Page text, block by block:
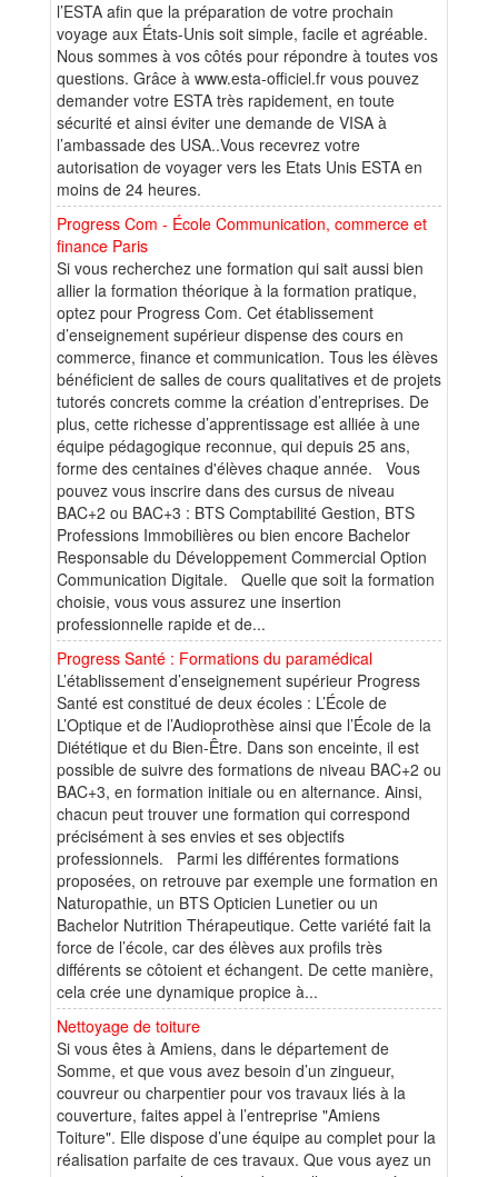
l’ESTA afin que la préparation de votre prochain
voyage aux États-Unis soit simple, facile et agréable.
Nous sommes à vos côtés pour répondre à toutes vos
questions. Grâce à www.esta-officiel.fr vous pouvez
demander votre ESTA très rapidement, en toute
sécurité et ainsi éviter une demande de VISA à
l’ambassade des USA..Vous recevrez votre
autorisation de voyager vers les Etats Unis ESTA en
moins de 24 heures.
Progress Com - École Communication, commerce et
finance Paris
Si vous recherchez une formation qui sait aussi bien
allier la formation théorique à la formation pratique,
optez pour Progress Com. Cet établissement
d’enseignement supérieur dispense des cours en
commerce, finance et communication. Tous les élèves
bénéficient de salles de cours qualitatives et de projets
tutorés concrets comme la création d’entreprises. De
plus, cette richesse d’apprentissage est alliée à une
équipe pédagogique reconnue, qui depuis 25 ans,
forme des centaines d'élèves chaque année. Vous
pouvez vous inscrire dans des cursus de niveau
BAC+2 ou BAC+3 : BTS Comptabilité Gestion, BTS
Professions Immobilières ou bien encore Bachelor
Responsable du Développement Commercial Option
Communication Digitale. Quelle que soit la formation
choisie, vous vous assurez une insertion
professionnelle rapide et de...
Progress Santé : Formations du paramédical
L’établissement d’enseignement supérieur Progress
Santé est constitué de deux écoles : L’École de
L’Optique et de l’Audioprothèse ainsi que l’École de la
Diététique et du Bien-Être. Dans son enceinte, il est
possible de suivre des formations de niveau BAC+2 ou
BAC+3, en formation initiale ou en alternance. Ainsi,
chacun peut trouver une formation qui correspond
précisément à ses envies et ses objectifs
professionnels. Parmi les différentes formations
proposées, on retrouve par exemple une formation en
Naturopathie, un BTS Opticien Lunetier ou un
Bachelor Nutrition Thérapeutique. Cette variété fait la
force de l’école, car des élèves aux profils très
différents se côtoient et échangent. De cette manière,
cela crée une dynamique propice à...
Nettoyage de toiture
Si vous êtes à Amiens, dans le département de
Somme, et que vous avez besoin d’un zingueur,
couvreur ou charpentier pour vos travaux liés à la
couverture, faites appel à l’entreprise "Amiens
Toiture". Elle dispose d’une équipe au complet pour la
réalisation parfaite de ces travaux. Que vous ayez un